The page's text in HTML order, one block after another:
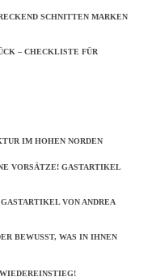
SCHNITTEN MARKEN
– CHECKLISTE FÜR
IM HOHEN NORDEN
VORSÄTZE! GASTARTIKEL
VON ANDREA
BEWUSST, WAS IN IHNEN